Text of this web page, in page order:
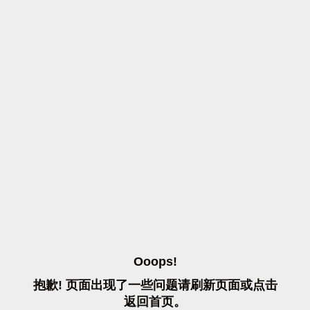
OOOPS!
抱歉! 页面出现了一些问题请刷 新页面或点击
返 回首页。